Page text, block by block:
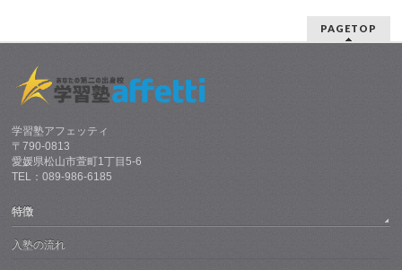
PAGETOP
学習塾アフェッティ
〒790-0813
愛媛県松山市萱町1丁目5-6
TEL：089-986-6185
特徴
入塾の流れ